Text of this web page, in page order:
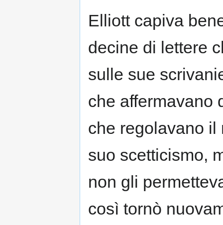
Elliott capiva
decine di lettere
sulle sue
che affermavano
che regolavano il
suo scetticismo,
non gli
così tornò